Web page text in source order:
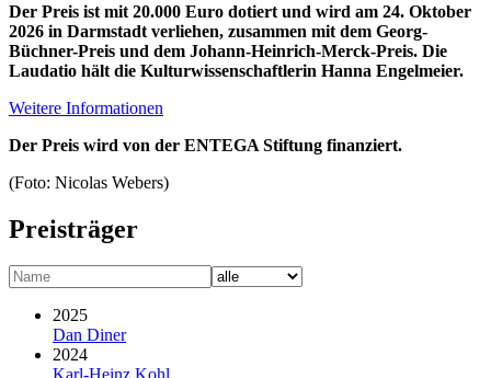
Der Preis ist mit 20.000 Euro dotiert und wird am 24. Oktober
2026 in Darmstadt verliehen, zusammen mit dem Georg-
Büchner-Preis und dem Johann-Heinrich-Merck-Preis. Die
Laudatio hält die Kulturwissen­schaftlerin Hanna Engelmeier.
Weitere Informationen
Der Preis wird von der ENTEGA Stiftung finanziert.
(Foto: Nicolas Webers)
Preisträger
2025
Dan Diner
2024